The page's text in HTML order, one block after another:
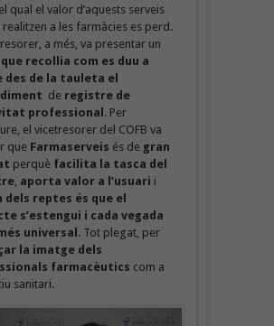
qual el valor d’aquests serveis
realitzen a les farmàcies es perd.
a més, va presentar un
que recollia com es duu a
des de la tauleta el
de registre de
professional . Per
el vicetresorer del COFB va
que Farmaserveis és de gran
perquè facilita la tasca del
, aporta valor a l’usuari i
dels reptes és que el
s’estengui i cada vegada
universal . Tot plegat, per
la imatge dels
farmacèutics com a
sanitari.